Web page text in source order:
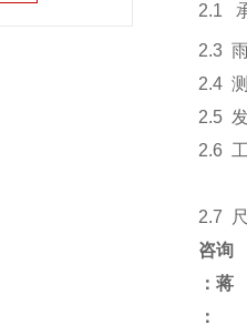
2.1
2.3
2.4
2.5
2.6
2.7
咨询
：蒋